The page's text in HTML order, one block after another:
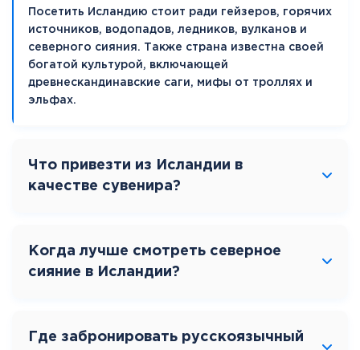
Посетить Исландию стоит ради гейзеров, горячих
источников, водопадов, ледников, вулканов и
северного сияния. Также страна известна своей
богатой культурой, включающей
древнескандинавские саги, мифы от троллях и
эльфах.
Что привезти из Исландии в
качестве сувенира?
Когда лучше смотреть северное
сияние в Исландии?
Где забронировать русскоязычный